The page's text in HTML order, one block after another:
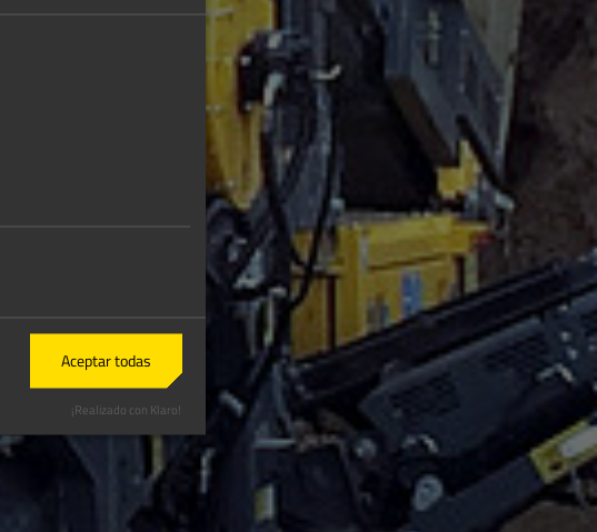
Aceptar todas
¡Realizado con Klaro!